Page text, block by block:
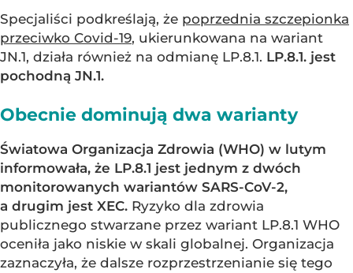
Specjaliści podkreślają, że poprzednia szczepionka
przeciwko Covid-19, ukierunkowana na wariant
JN.1, działa również na odmianę LP.8.1. LP.8.1. jest
pochodną JN.1.
Obecnie dominują dwa warianty
Światowa Organizacja Zdrowia (WHO) w lutym
informowała, że LP.8.1 jest jednym z dwóch
monitorowanych wariantów SARS-CoV-2,
a drugim jest XEC. Ryzyko dla zdrowia
publicznego stwarzane przez wariant LP.8.1 WHO
oceniła jako niskie w skali globalnej. Organizacja
zaznaczyła, że dalsze rozprzestrzenianie się tego